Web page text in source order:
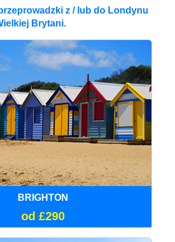
z / lub do Londynu
Brytani.
BRIGHTON
od £290